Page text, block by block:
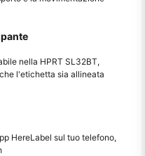
nella HPRT SL32BT,
l'etichetta sia allineata
HereLabel sul tuo telefono,